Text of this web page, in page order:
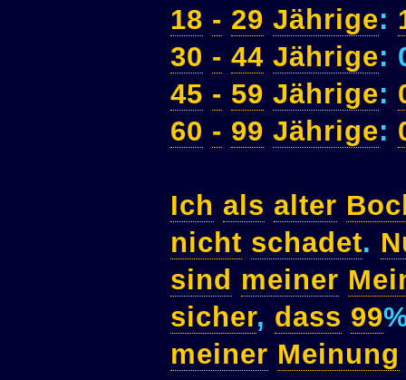
18 - 29 Jährige:
30 - 44 Jährige:
45 - 59 Jährige:
60 - 99 Jährige:
Ich als alter
nicht schadet.
sind meiner
sicher, dass 99
meiner Meinung